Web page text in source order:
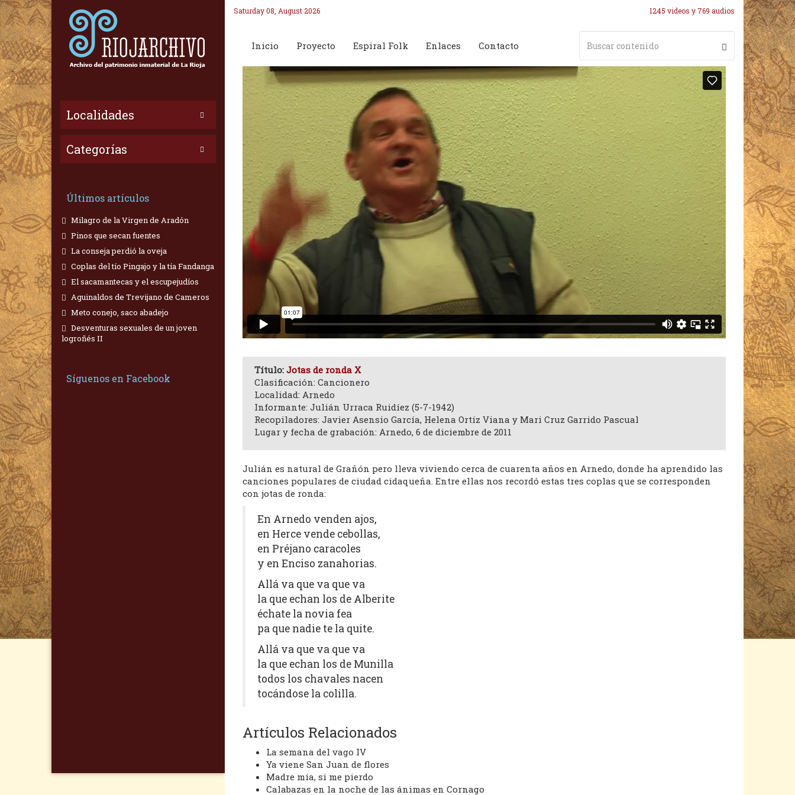
Localidades
Categorías
Últimos artículos
Milagro de la Virgen de Aradón
Pinos que secan fuentes
La conseja perdió la oveja
Coplas del tío Pingajo y la tía Fandanga
El sacamantecas y el escupejudíos
Aguinaldos de Trevijano de Cameros
Meto conejo, saco abadejo
Desventuras sexuales de un joven
logroñés II
Síguenos en Facebook
Saturday 08, August 2026 1245 videos y 769 audios
Inicio Proyecto Espiral Folk Enlaces Contacto
Título: Jotas de ronda X
Clasificación: Cancionero
Localidad: Arnedo
Informante: Julián Urraca Ruidíez (5-7-1942)
Recopiladores: Javier Asensio García, Helena Ortíz Viana y Mari Cruz Garrido Pascual
Lugar y fecha de grabación: Arnedo, 6 de diciembre de 2011
Julián es natural de Grañón pero lleva viviendo cerca de cuarenta años en Arnedo, donde ha aprendido las
canciones populares de ciudad cidaqueña. Entre ellas nos recordó estas tres coplas que se corresponden
con jotas de ronda:
En Arnedo venden ajos,
en Herce vende cebollas,
en Préjano caracoles
y en Enciso zanahorias.
Allá va que va que va
la que echan los de Alberite
échate la novia fea
pa que nadie te la quite.
Allá va que va que va
la que echan los de Munilla
todos los chavales nacen
tocándose la colilla.
Artículos Relacionados
La semana del vago IV
Ya viene San Juan de flores
Madre mía, si me pierdo
Calabazas en la noche de las ánimas en Cornago